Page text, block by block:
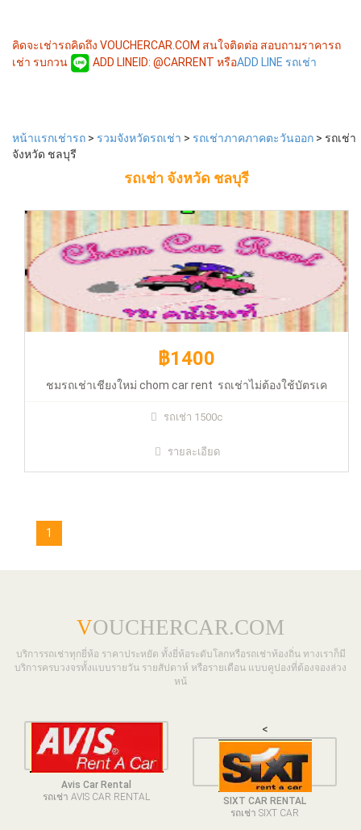
คิดจะเช่ารถคิดถึง VOUCHERCAR.COM สนใจติดต่อ สอบถามราคารถ
เช่า รบกวน
ADD LINEID: @CARRENT หรือADD LINE รถเช่า
หน้าแรกเช่ารถ > รวมจังหวัดรถเช่า > รถเช่าภาคภาคตะวันออก > รถเช่า
จังหวัด ชลบุรี
รถเช่า จังหวัด ชลบุรี
฿1400
ชมรถเช่าเชียงใหม่ chom car rent รถเช่าไม่ต้องใช้บัตรเค
ชมรถเช่าเชียงใหม่ chom car rent รถเช่าไม่ต้องใช้บัตรเครดิต ใช้
รถเช่า 1500c
รายละเอียด
1
VOUCHERCAR.COM
บริการรถเช่าทุกยี่ห้อ ราคาประหยัด ทั้งยี่ห้อระดับโลกหรือรถเช่าท้องถิ่น ทางเราก็มี
บริการครบวงจรทั้งแบบรายวัน รายสัปดาห์ หรือรายเดือน แบบคูปองที่ต้องจองล่วง
หน้
Avis Car Rental
รถเช่า AVIS CAR RENTAL
<
SIXT CAR RENTAL
รถเช่า SIXT CAR